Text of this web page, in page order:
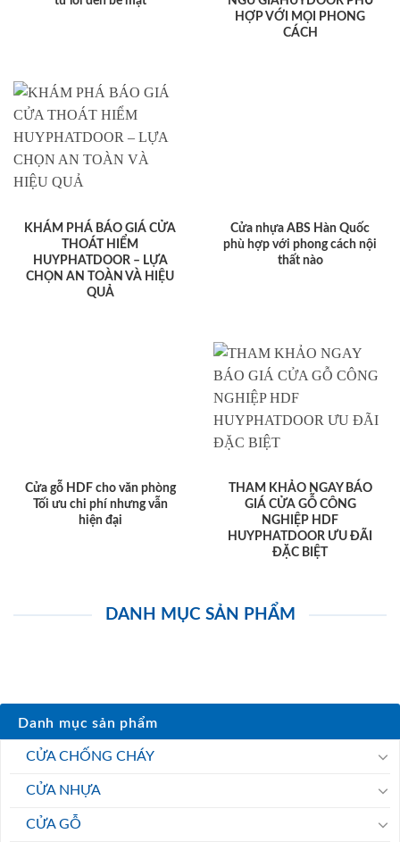
HỢP VỚI MỌI PHONG
CÁCH
KHÁM PHÁ BÁO GIÁ CỬA
THOÁT HIỂM
HUYPHATDOOR – LỰA
CHỌN AN TOÀN VÀ HIỆU
QUẢ
Cửa nhựa ABS Hàn Quốc
phù hợp với phong cách nội
thất nào
Cửa gỗ HDF cho văn phòng
Tối ưu chi phí nhưng vẫn
hiện đại
THAM KHẢO NGAY BÁO
GIÁ CỬA GỖ CÔNG
NGHIỆP HDF
HUYPHATDOOR ƯU ĐÃI
ĐẶC BIỆT
DANH MỤC SẢN PHẨM
Danh mục sản phẩm
CỬA CHỐNG CHÁY
CỬA NHỰA
CỬA GỖ